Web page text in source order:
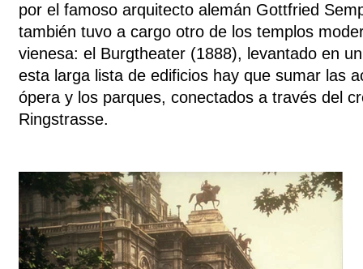
por el famoso arquitecto alemán Gottfried
también tuvo a cargo otro de los templos
vienesa: el Burgtheater (1888), levantado en
esta larga lista de edificios hay que sumar las
ópera y los parques, conectados a través del
Ringstrasse.